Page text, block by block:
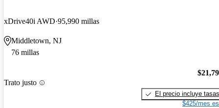
xDrive40i AWD 95,990 millas
Middletown, NJ
76 millas
Trato justo
El precio incluye tasas
$425/mes